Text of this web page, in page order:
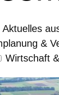
Aktuelles
&
Wirtschaft